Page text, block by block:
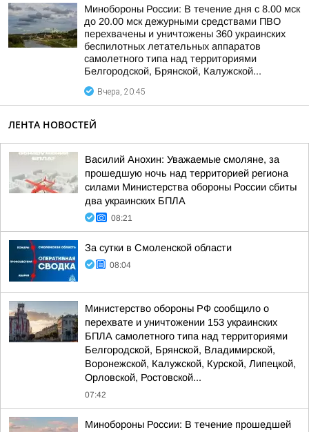
Минобороны России: В течение дня с 8.00 мск
до 20.00 мск дежурными средствами ПВО
перехвачены и уничтожены 360 украинских
беспилотных летательных аппаратов
самолетного типа над территориями
Белгородской, Брянской, Калужской...
Вчера, 20:45
ЛЕНТА НОВОСТЕЙ
Василий Анохин: Уважаемые смоляне, за
прошедшую ночь над территорией региона
силами Министерства обороны России сбиты
два украинских БПЛА
08:21
За сутки в Смоленской области
08:04
Министерство обороны РФ сообщило о
перехвате и уничтожении 153 украинских
БПЛА самолетного типа над территориями
Белгородской, Брянской, Владимирской,
Воронежской, Калужской, Курской, Липецкой,
Орловской, Ростовской...
07:42
Минобороны России: В течение прошедшей